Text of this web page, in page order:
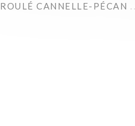
ROULÉ CANNELLE-PÉCAN